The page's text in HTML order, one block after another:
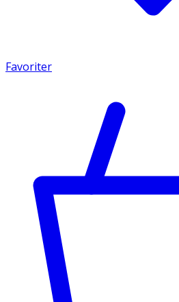
Favoriter